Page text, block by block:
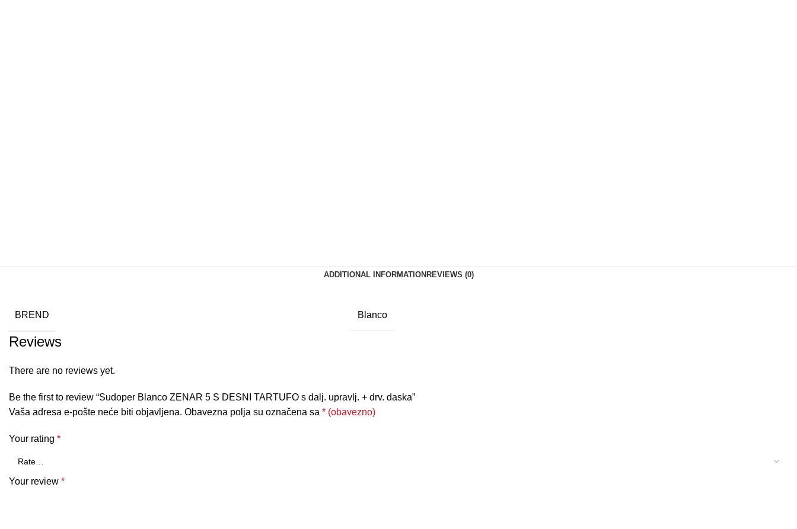
ADDITIONAL INFORMATION REVIEWS (0)
BREND Blanco
Reviews
There are no reviews yet.
Be the first to review “Sudoper Blanco ZENAR 5 S DESNI TARTUFO s dalj. upravlj. + drv. daska”
Vaša adresa e-pošte neće biti objavljena. Obavezna polja su označena sa * (obavezno)
Your rating *
Your review *